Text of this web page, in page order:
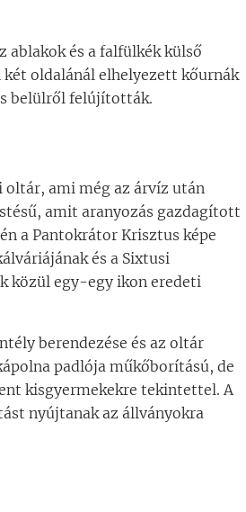
és a falfülkék külső
oldalánál elhelyezett kőurnák
belülről felújították.
oltár, ami még az árvíz után
amit aranyozás gazdagított
a Pantokrátor Krisztus képe
és a Sixtusi
közül egy-egy ikon eredeti
berendezése és az oltár
padlója műkőborítású, de
kisgyermekekre tekintettel. A
nyújtanak az állványokra